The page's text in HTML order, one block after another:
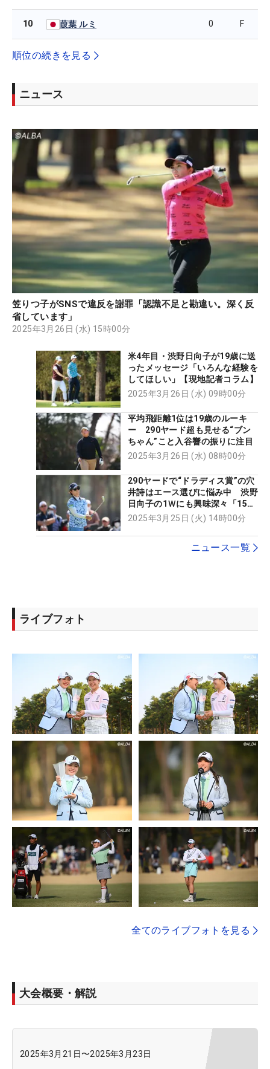
10 葭葉 ルミ 0 F
順位の続きを見る
ニュース
笠りつ子がSNSで違反を謝罪「認識不足と勘違い。深く反
省しています」
2025年3月26日 (水) 15時00分
米4年目・渋野日向子が19歳に送
ったメッセージ「いろんな経験を
してほしい」【現地記者コラム】
2025年3月26日 (水) 09時00分
平均飛距離1位は19歳のルーキ
ー 290ヤード超も見せる“ブン
ちゃん”こと入谷響の振りに注目
2025年3月26日 (水) 08時00分
290ヤードで“ドラディス賞”の穴
井詩はエース選びに悩み中 渋野
日向子の1Ｗにも興味深々「15ヤ
ード伸びたらしい」
2025年3月25日 (火) 14時00分
ニュース一覧
ライブフォト
全てのライブフォトを見る
大会概要・解説
2025年3月21日〜2025年3月23日